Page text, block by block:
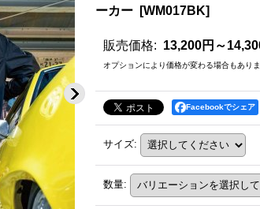
ーカー
[WM017BK]
販売価格: 13,200円～
オプションにより価格が変わる場合もあり
Facebookでシェア
サイズ:
数量: